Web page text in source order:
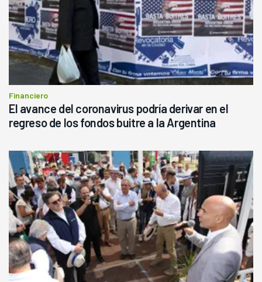
Financiero
El avance del coronavirus podría derivar en el
regreso de los fondos buitre a la Argentina